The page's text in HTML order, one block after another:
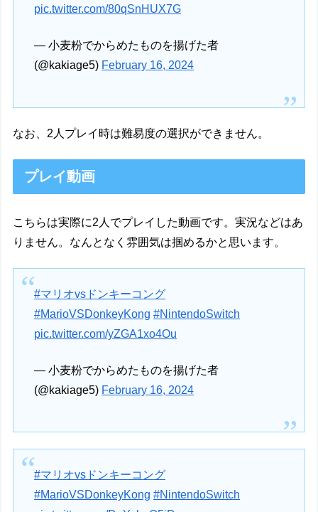
pic.twitter.com/80qSnHUX7G
— 小麦粉でからめたものを揚げた者
(@kakiage5) February 16, 2024
なお、2人プレイ時は難易度の選択ができません。
プレイ動画
こちらは実際に2人でプレイした動画です。実況などはあ
りません。なんとなく雰囲気は掴めるかと思います。
#マリオvsドンキーコング
#MarioVSDonkeyKong #NintendoSwitch
pic.twitter.com/yZGA1xo4Ou
— 小麦粉でからめたものを揚げた者
(@kakiage5) February 16, 2024
#マリオvsドンキーコング
#MarioVSDonkeyKong #NintendoSwitch